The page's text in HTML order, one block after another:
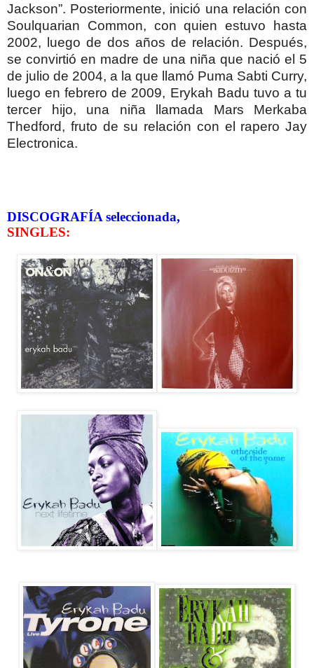
Jackson”. Posteriormente, inició una relación con
Soulquarian Common, con quien estuvo hasta
2002, luego de dos años de relación. Después,
se convirtió en madre de una niña que nació el 5
de julio de 2004, a la que llamó Puma Sabti Curry,
luego en febrero de 2009, Erykah Badu tuvo a tu
tercer hijo, una niña llamada Mars Merkaba
Thedford, fruto de su relación con el rapero Jay
Electronica.
DISCOGRAFÍA seleccionada,
SINGLES: